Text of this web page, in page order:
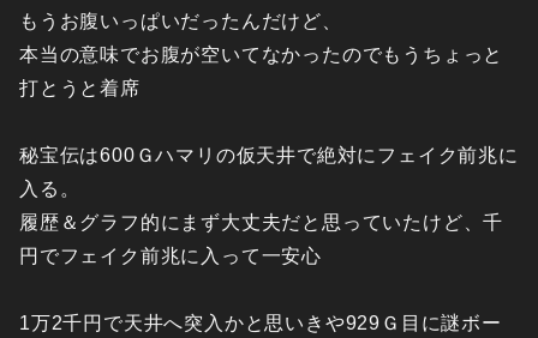
もうお腹いっぱいだったんだけど、
本当の意味でお腹が空いてなかったのでもうちょっと
打とうと着席
秘宝伝は600Ｇハマリの仮天井で絶対にフェイク前兆に
入る。
履歴＆グラフ的にまず大丈夫だと思っていたけど、千
円でフェイク前兆に入って一安心
1万2千円で天井へ突入かと思いきや929Ｇ目に謎ボー